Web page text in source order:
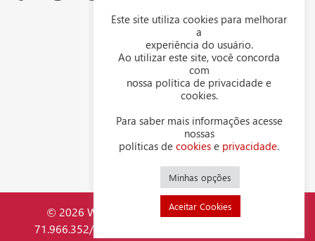
Downloads
Representantes
Política de privacidade
Política de cookies
Contato
© 2026 WGK Indústria Mecânica LTDA - CNPJ
71.966.352/0001-44. Todos os direitos reservados.
Este site utiliza cookies para melhorar
a
experiência do usuário.
Ao utilizar este site, você concorda
com
nossa política de privacidade e
cookies.
Para saber mais informações acesse
nossas
políticas de cookies e privacidade.
Minhas opções
Aceitar Cookies